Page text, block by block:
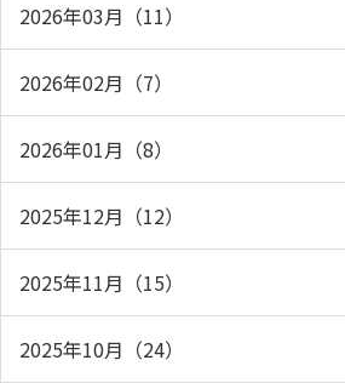
2026年03月（11）
2026年02月（7）
2026年01月（8）
2025年12月（12）
2025年11月（15）
2025年10月（24）